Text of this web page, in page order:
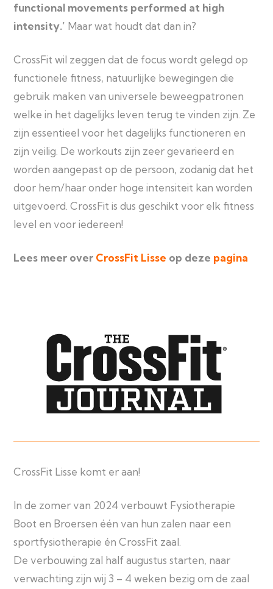
functional movements performed at high
intensity.’ Maar wat houdt dat dan in?
CrossFit wil zeggen dat de focus wordt gelegd op
functionele fitness, natuurlijke bewegingen die
gebruik maken van universele beweegpatronen
welke in het dagelijks leven terug te vinden zijn. Ze
zijn essentieel voor het dagelijks functioneren en
zijn veilig. De workouts zijn zeer gevarieerd en
worden aangepast op de persoon, zodanig dat het
door hem/haar onder hoge intensiteit kan worden
uitgevoerd. CrossFit is dus geschikt voor elk fitness
level en voor iedereen!
Lees meer over CrossFit Lisse op deze pagina
CrossFit Lisse komt er aan!
In de zomer van 2024 verbouwt Fysiotherapie
Boot en Broersen één van hun zalen naar een
sportfysiotherapie én CrossFit zaal.
De verbouwing zal half augustus starten, naar
verwachting zijn wij 3 – 4 weken bezig om de zaal